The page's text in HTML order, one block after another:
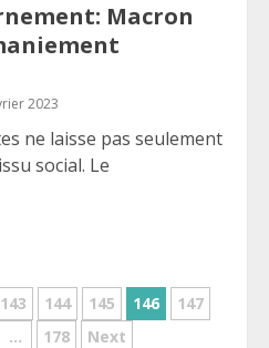
Macron
2023
ne laisse pas seulement
social. Le
143 144 145 146
147
… 178 Next